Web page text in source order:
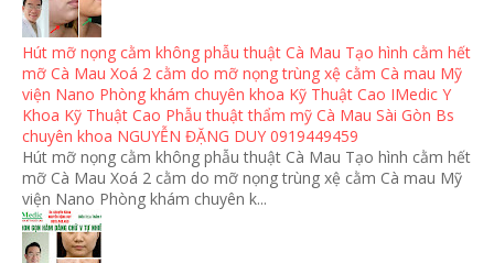
Hút mỡ nọng cằm không phẫu thuật Cà Mau Tạo hình cằm hết
mỡ Cà Mau Xoá 2 cằm do mỡ nọng trùng xệ cằm Cà mau Mỹ
viện Nano Phòng khám chuyên khoa Kỹ Thuật Cao IMedic Y
Khoa Kỹ Thuật Cao Phẫu thuật thẩm mỹ Cà Mau Sài Gòn Bs
chuyên khoa NGUYỄN ĐẶNG DUY 0919449459
Hút mỡ nọng cằm không phẫu thuật Cà Mau Tạo hình cằm hết
mỡ Cà Mau Xoá 2 cằm do mỡ nọng trùng xệ cằm Cà mau Mỹ
viện Nano Phòng khám chuyên k...